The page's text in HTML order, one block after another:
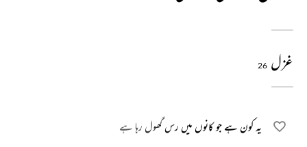
غزل 26
یہ کون ہے جو کانوں میں رس گھول رہا ہے